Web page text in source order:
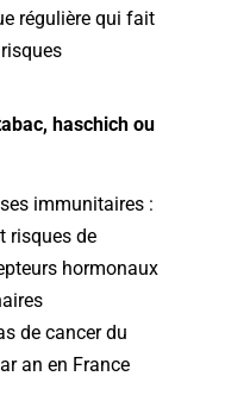
régulière qui fait
haschich ou
immunitaires :
risques de
hormonaux
de cancer du
an en France